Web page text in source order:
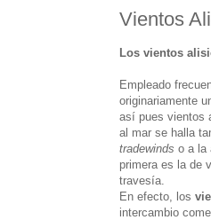
Vientos
Los vientos
Empleado
originariamente
así pues vientos
al mar se halla
tradewinds o a la
primera es la de
travesía.
En efecto, los
intercambio